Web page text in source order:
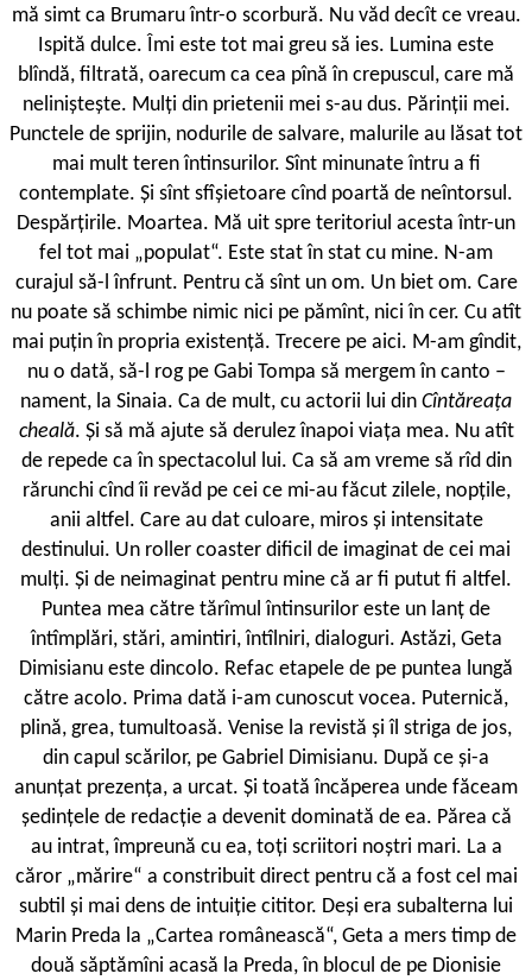
mă simt ca Brumaru într-o scorbură. Nu văd decît ce vreau.
Ispită dulce. Îmi este tot mai greu să ies. Lumina este
blîndă, filtrată, oarecum ca cea pînă în crepuscul, care mă
neliniștește. Mulți din prietenii mei s-au dus. Părinții mei.
Punctele de sprijin, nodurile de salvare, malurile au lăsat tot
mai mult teren întinsurilor. Sînt minunate întru a fi
contemplate. Și sînt sfîșietoare cînd poartă de neîntorsul.
Despărțirile. Moartea. Mă uit spre teritoriul acesta într-un
fel tot mai „populat“. Este stat în stat cu mine. N-am
curajul să-l înfrunt. Pentru că sînt un om. Un biet om. Care
nu poate să schimbe nimic nici pe pămînt, nici în cer. Cu atît
mai puțin în propria existență. Trecere pe aici. M-am gîndit,
nu o dată, să-l rog pe Gabi Tompa să mergem în canto –
nament, la Sinaia. Ca de mult, cu actorii lui din Cîntăreața
cheală. Și să mă ajute să derulez înapoi viața mea. Nu atît
de repede ca în spectacolul lui. Ca să am vreme să rîd din
rărunchi cînd îi revăd pe cei ce mi-au făcut zilele, nopțile,
anii altfel. Care au dat culoare, miros și intensitate
destinului. Un roller coaster dificil de imaginat de cei mai
mulți. Și de neimaginat pentru mine că ar fi putut fi altfel.
Puntea mea către tărîmul întinsurilor este un lanț de
întîmplări, stări, amintiri, întîlniri, dialoguri. Astăzi, Geta
Dimisianu este dincolo. Refac etapele de pe puntea lungă
către acolo. Prima dată i-am cunoscut vocea. Puternică,
plină, grea, tumultoasă. Venise la revistă și îl striga de jos,
din capul scărilor, pe Gabriel Dimisianu. După ce și-a
anunțat prezența, a urcat. Și toată încăperea unde făceam
ședințele de redacție a devenit dominată de ea. Părea că
au intrat, împreună cu ea, toți scriitori noștri mari. La a
căror „mărire“ a constribuit direct pentru că a fost cel mai
subtil și mai dens de intuiție cititor. Deși era subalterna lui
Marin Preda la „Cartea românească“, Geta a mers timp de
două săptămîni acasă la Preda, în blocul de pe Dionisie